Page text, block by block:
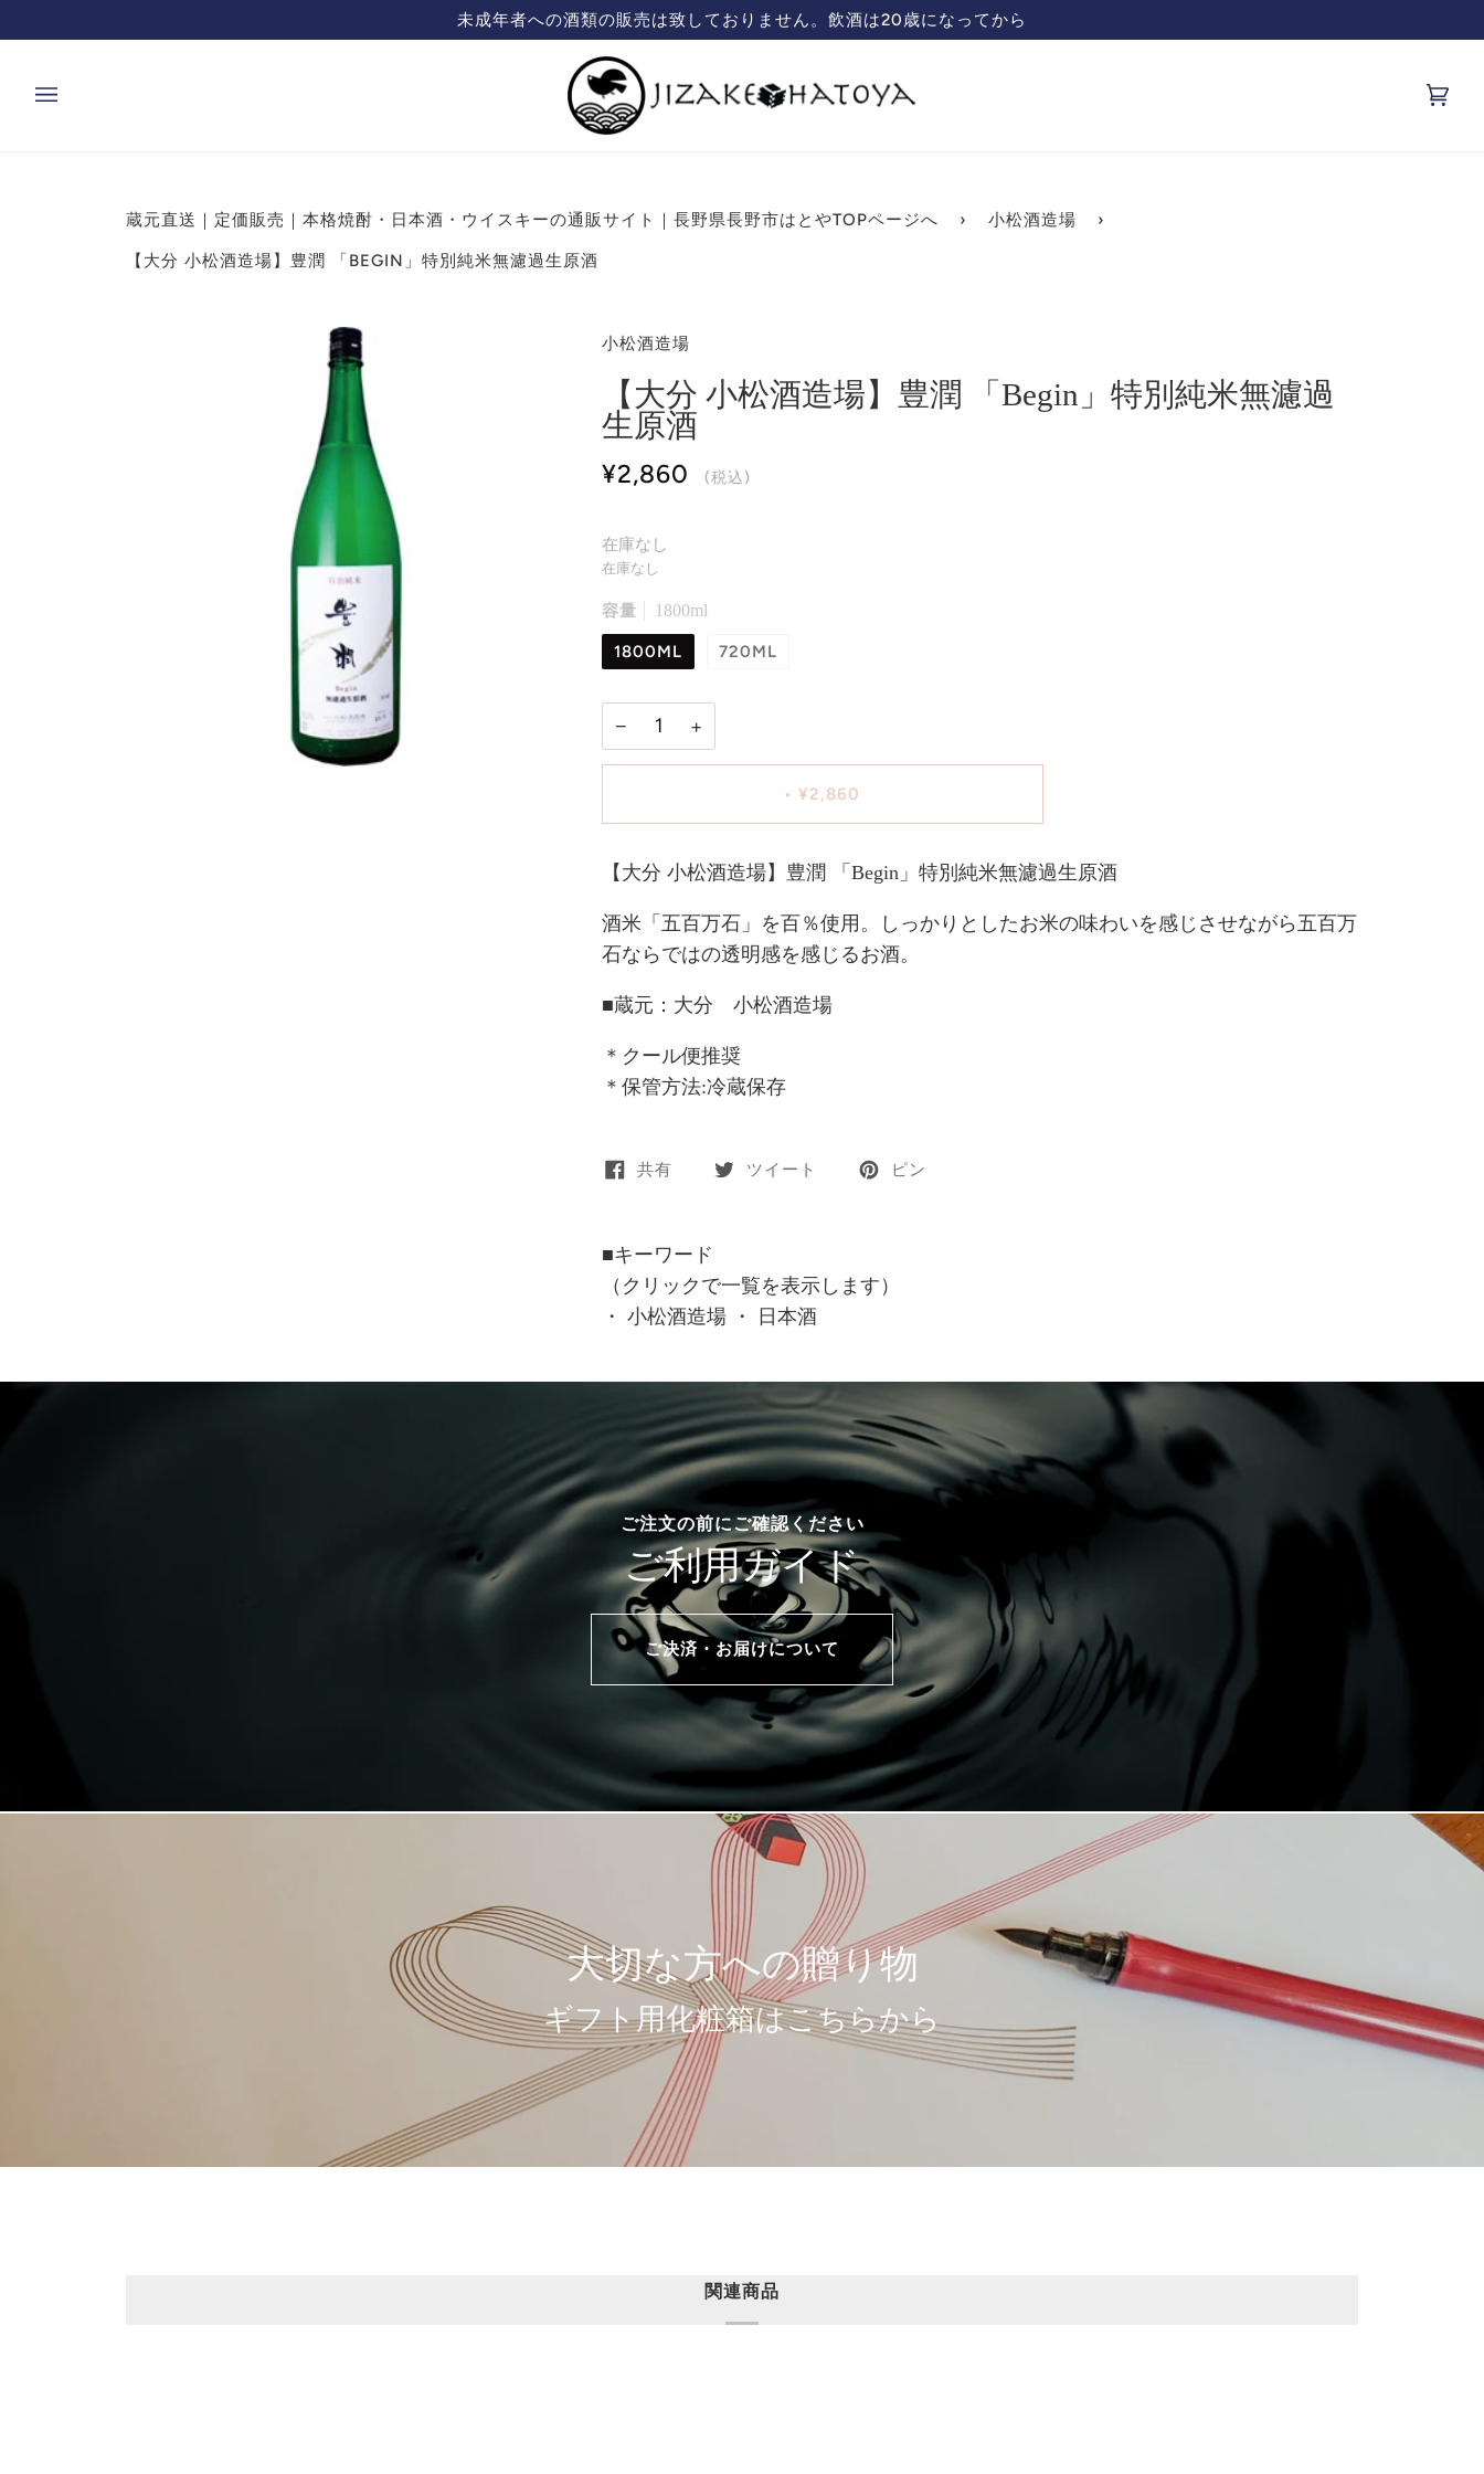
ン
蔵元直送の日本酒、焼酎販売「ハトヤ」のオンラインショップです
カ
蔵元直送｜定価販売｜本格焼酎・日本酒・ウイスキーの通販サイト｜長野県長野市はとやTOPページへ › 小松酒造場 ›
【大分 小松酒造場】豊潤 「BEGIN」特別純米無濾過生原酒
小松酒造場
【大分 小松酒造場】豊潤 「Begin」特別純米無濾過
生原酒
¥2,860 (税込)
在庫なし
在庫なし
容量 1800ml
1800ML 720ML
− +
• ¥2,860
【大分 小松酒造場】豊潤 「Begin」特別純米無濾過生原酒
酒米「五百万石」を百％使用。しっかりとしたお米の味わいを感じさせながら五百万
石ならではの透明感を感じるお酒。
■蔵元：大分 小松酒造場
＊クール便推奨
＊保管方法:冷蔵保存
共有 ツイート ピン
■キーワード
（クリックで一覧を表示します）
・ 小松酒造場・ 日本酒
ご注文の前にご確認ください
ご利用ガイド
ご決済・お届けについて
大切な方への贈り物
ギフト用化粧箱はこちらから
関連商品